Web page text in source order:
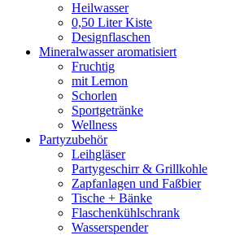
Heilwasser
0,50 Liter Kiste
Designflaschen
Mineralwasser aromatisiert
Fruchtig
mit Lemon
Schorlen
Sportgetränke
Wellness
Partyzubehör
Leihgläser
Partygeschirr & Grillkohle
Zapfanlagen und Faßbier
Tische + Bänke
Flaschenkühlschrank
Wasserspender